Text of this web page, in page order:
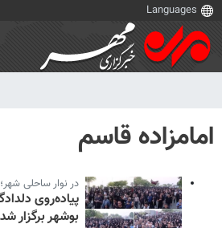
امامزاده قاسم
در نوار ساحلی شهر؛
پیاده‌روی
بوشهر برگزار شد